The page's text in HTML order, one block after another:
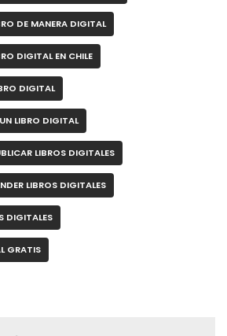
DE MANERA DIGITAL
DIGITAL EN CHILE
DIGITAL
LIBRO DIGITAL
LIBROS DIGITALES
LIBROS DIGITALES
DIGITALES
GRATIS